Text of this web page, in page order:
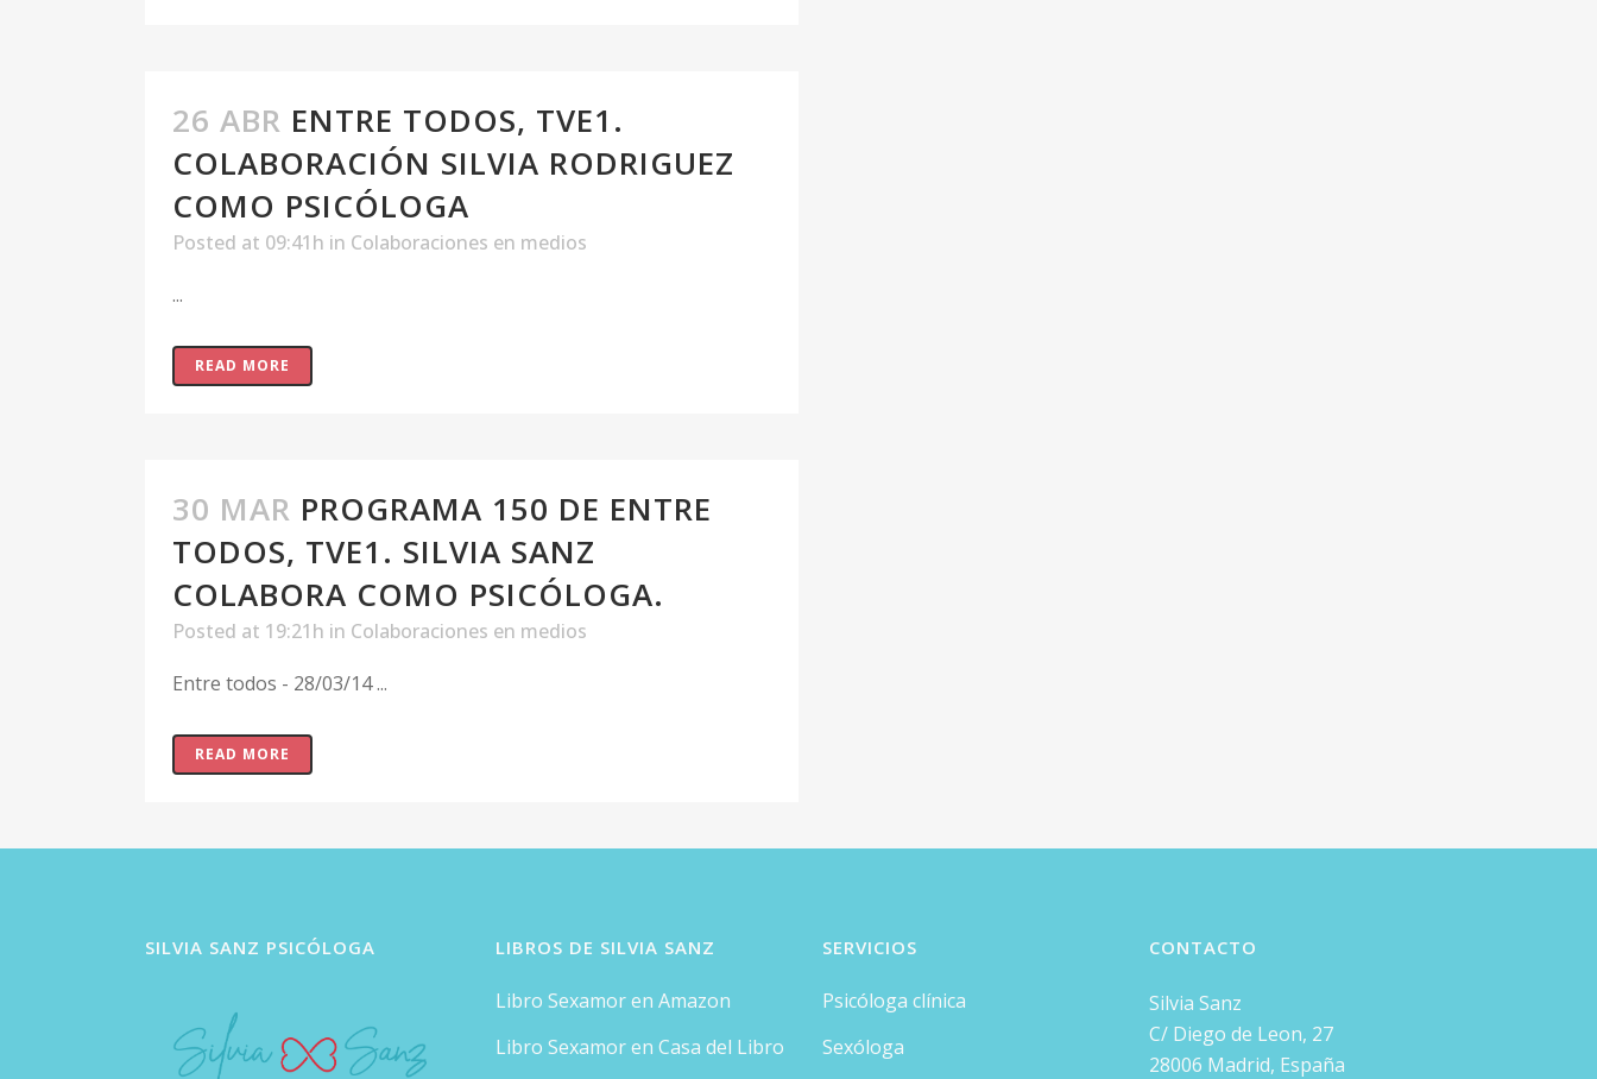
26 ABR ENTRE TODOS, TVE1.
COLABORACIÓN SILVIA RODRIGUEZ
COMO PSICÓLOGA
Posted at 09:41h in Colaboraciones en medios
...
READ MORE
30 MAR PROGRAMA 150 DE ENTRE
TODOS, TVE1. SILVIA SANZ
COLABORA COMO PSICÓLOGA.
Posted at 19:21h in Colaboraciones en medios
Entre todos - 28/03/14 ...
READ MORE
SILVIA SANZ PSICÓLOGA LIBROS DE SILVIA SANZ
Libro Sexamor en Amazon
Libro Sexamor en Casa del Libro
SERVICIOS
Psicóloga clínica
Sexóloga
CONTACTO
Silvia Sanz
C/ Diego de Leon, 27
28006 Madrid, España